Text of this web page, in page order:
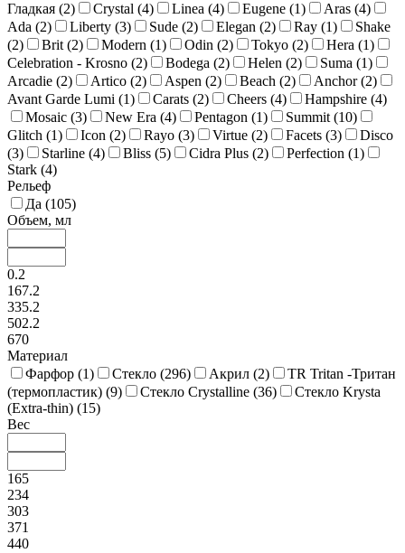
Гладкая (2) Crystal (4) Linea (4) Eugene (1) Aras (4)
Ada (2) Liberty (3) Sude (2) Elegan (2) Ray (1)
Shake
(2) Brit (2) Modern (1) Odin (2) Tokyo (2) Hera (1)
Celebration - Krosno (2) Bodega (2) Helen (2) Suma (1)
Arcadie (2) Artico (2) Aspen (2) Beach (2) Anchor (2)
Avant Garde Lumi (1) Carats (2) Cheers (4) Hampshire (4)
Mosaic (3) New Era (4) Pentagon (1) Summit (10)
Glitch (1) Icon (2) Rayo (3) Virtue (2) Facets (3)
Disco
(3) Starline (4) Bliss (5) Cidra Plus (2) Perfection (1)
Stark (4)
Рельеф
Да (105)
Объем, мл
0.2
167.2
335.2
502.2
670
Материал
Фарфор (1) Стекло (296) Акрил (2)
TR Tritan -Тритан
(термопластик) (9) Стекло Crystalline (36)
Стекло Krysta
(Extra-thin) (15)
Вес
165
234
303
371
440